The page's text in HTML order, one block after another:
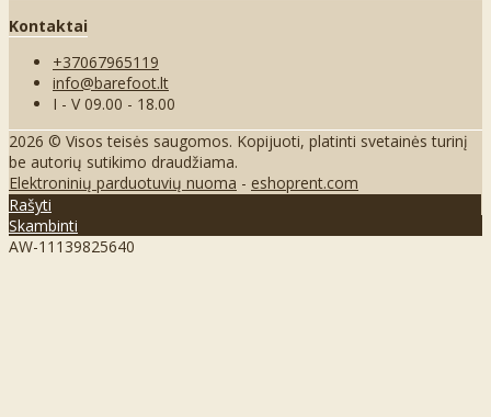
Kontaktai
+37067965119
info@barefoot.lt
I - V 09.00 - 18.00
2026 © Visos teisės saugomos. Kopijuoti, platinti svetainės turinį
be autorių sutikimo draudžiama.
Elektroninių parduotuvių nuoma - eshoprent.com
Rašyti
Skambinti
AW-11139825640